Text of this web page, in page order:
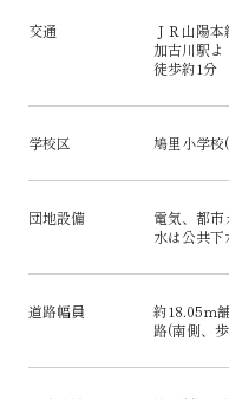
交通
ＪＲ山陽
加古川駅
徒歩約1分
学校区 鳩里小学
団地設備
電気、都
水は公共下
道路幅員
約18.05ｍ
路(南側、